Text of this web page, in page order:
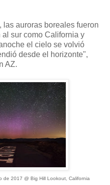
las auroras boreales fueron
sur como California y
el cielo se volvió
desde el horizonte",
AZ.
de 2017 @ Big Hill Lookout, California